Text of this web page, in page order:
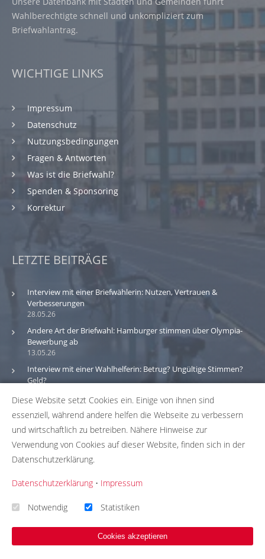
Wahlberechtigte schnell und unkompliziert zum
Briefwahlantrag.
WICHTIGE LINKS
Impressum
Datenschutz
Nutzungsbedingungen
Fragen & Antworten
Was ist die Briefwahl?
Spenden & Sponsoring
Korrektur
LETZTE BEITRÄGE
28.05.26
Interview mit einer Briefwählerin: Nutzen, Vertrauen &
Verbesserungen
13.05.26
Andere Art der Briefwahl: Hamburger stimmen über Olympia-
Bewerbung ab
Interview mit einer Wahlhelferin: Betrug? Ungültige Stimmen?
Geld?
Bitte beachte: Wir versuchen alle Daten und Informationen
zu den Wahlbüros in unserer Datenbank so aktuell wie
möglich zu halten. Solltest du einen Fehler in unserer
Datenbank gefunden haben, hilf uns bei der
Fehlerbehebung indem du uns die passenden Daten über
unserKorrekturformularzusendest. Wir übernehmen
keinerlei Gewähr für die Aktualität, Korrektheit und
Vollständigkeit unserer Datenbankeinträge.
Diese Website setzt Cookies ein. Einige von ihnen sind
essenziell, während andere helfen die Webseite zu verbessern
und wirtschaftlich zu betreiben. Nähere Hinweise zur
Verwendung von Cookies auf dieser Website, finden sich in der
Datenschutzerklärung.
Datenschutzerklärung • Impressum
Notwendig Statistiken
Cookies akzeptieren